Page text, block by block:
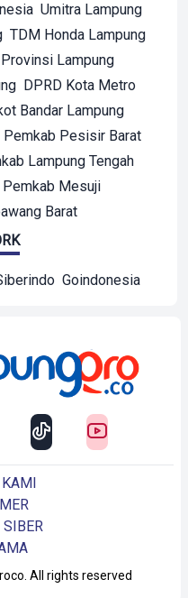
Umitra Lampung
TDM Honda Lampung
Lampung
DPRD Kota Metro
Bandar Lampung
Pemkab Pesisir Barat
Lampung Tengah
Pemkab Mesuji
Barat
Goindonesia
All rights reserved
KAMI